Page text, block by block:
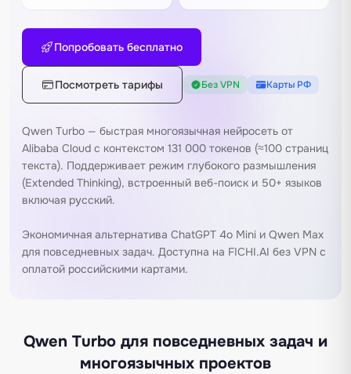
Попробовать бесплатно
Посмотреть тарифы Без VPN Карты РФ
Qwen Turbo — быстрая многоязычная нейросеть от
Alibaba Cloud с контекстом 131 000 токенов (≈100 страниц
текста). Поддерживает режим глубокого размышления
(Extended Thinking), встроенный веб-поиск и 50+ языков
включая русский.
Экономичная альтернатива ChatGPT 4o Mini и Qwen Max
для повседневных задач. Доступна на FICHI.AI без VPN с
оплатой российскими картами.
Qwen Turbo для повседневных задач и
многоязычных проектов